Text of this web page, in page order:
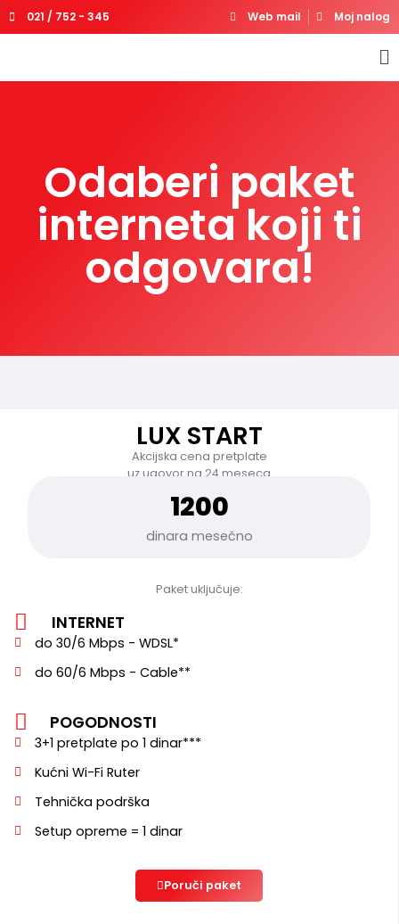
021 / 752 - 345 Web mail Moj nalog
Odaberi paket
interneta koji ti
odgovara!
LUX START
Akcijska cena pretplate
uz ugovor na 24 meseca
1200
dinara mesečno
Paket uključuje:
INTERNET
do 30/6 Mbps - WDSL*
do 60/6 Mbps - Cable**
POGODNOSTI
3+1 pretplate po 1 dinar***
Kućni Wi-Fi Ruter
Tehnička podrška
Setup opreme = 1 dinar
Poruči paket